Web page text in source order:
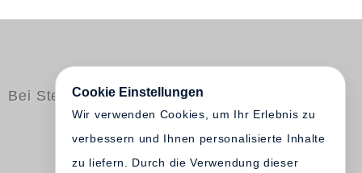
Bei Steidl erschienen
Cookie Einstellungen
Wir verwenden Cookies, um Ihr Erlebnis zu
verbessern und Ihnen personalisierte Inhalte
zu liefern. Durch die Verwendung dieser